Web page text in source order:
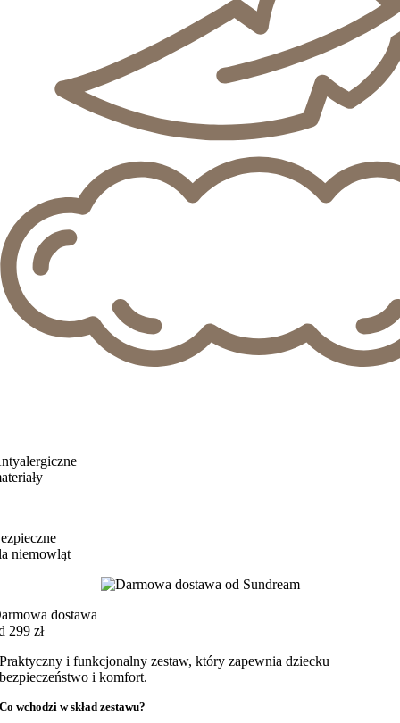
niemowląt
dostawa
299 zł
Praktyczny i funkcjonalny zestaw, który zapewnia dziecku
bezpieczeństwo i komfort.
Co wchodzi w skład zestawu?